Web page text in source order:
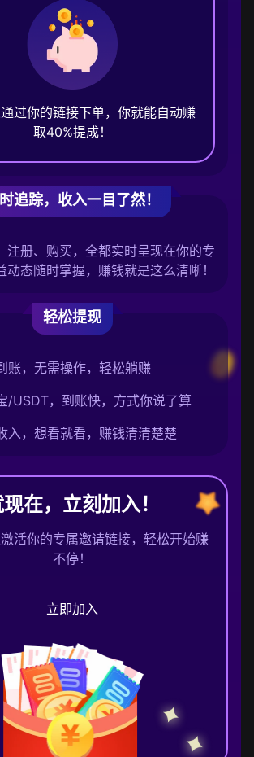
过你的链接下单，你就能自动赚
取40%提成！
追踪，收入一目了然！
注册、购买，全都实时呈现在你的专
动态随时掌握，赚钱就是这么清晰！
轻松提现
账，无需操作，轻松躺赚
/USDT，到账快，方式你说了算
入，想看就看，赚钱清清楚楚
在，立刻加入！
活你的专属邀请链接，轻松开始赚
不停！
立即加入